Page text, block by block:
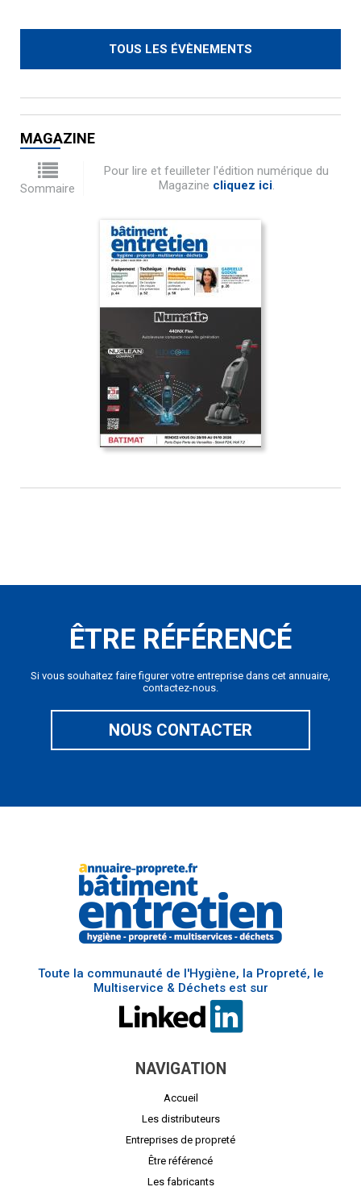
TOUS LES ÉVÈNEMENTS
MAGAZINE
Sommaire
Pour lire et feuilleter l'édition numérique du
Magazine cliquez ici.
ÊTRE RÉFÉRENCÉ
Si vous souhaitez faire figurer votre entreprise dans cet annuaire,
contactez-nous.
NOUS CONTACTER
Toute la communauté de l'Hygiène, la Propreté, le
Multiservice & Déchets est sur
NAVIGATION
Accueil
Les distributeurs
Entreprises de propreté
Être référencé
Les fabricants